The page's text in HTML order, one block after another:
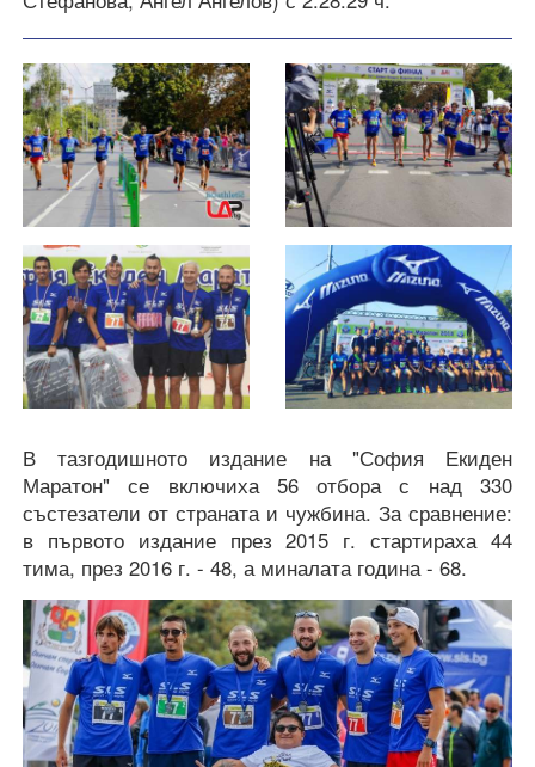
В тазгодишното издание на "София Екиден
Маратон" се включиха 56 отбора с над 330
състезатели от страната и чужбина. За сравнение:
в първото издание през 2015 г. стартираха 44
тима, през 2016 г. - 48, а миналата година - 68.